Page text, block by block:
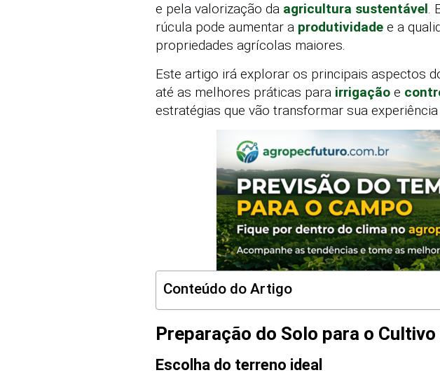
e pela valorização da agricultura sustentável.
rúcula pode aumentar a produtividade e a
propriedades agrícolas maiores.
Este artigo irá explorar os principais aspectos
até as melhores práticas para irrigação e
estratégias que vão transformar sua
Conteúdo do Artigo
Preparação do Solo para o Cultivo
Escolha do terreno ideal